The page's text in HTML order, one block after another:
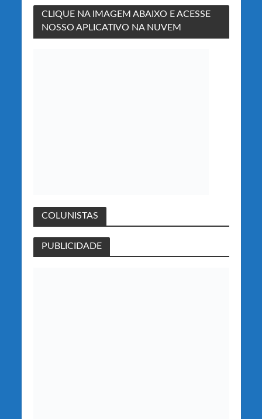
CLIQUE NA IMAGEM ABAIXO E ACESSE
NOSSO APLICATIVO NA NUVEM
COLUNISTAS
PUBLICIDADE